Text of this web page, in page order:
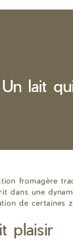
Un lait
fromagère
dans une
de certaines
plaisir